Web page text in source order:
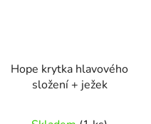
Hope krytka hlavového
složení + ježek